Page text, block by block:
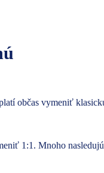
občas vymeniť
1:1. Mnoho